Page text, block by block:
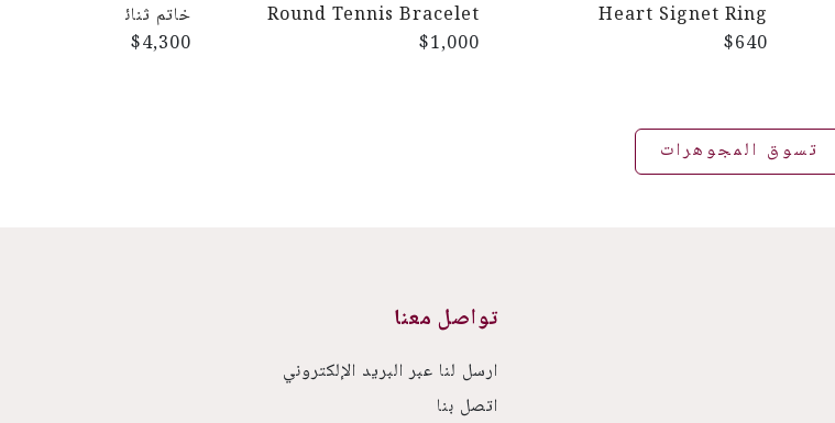
Heart Signet Ring
$640
Round Tennis Bracelet
$1,000
خاتم ثنائي
$4,300
تسوق المجوهرات
تواصل معنا
ارسل لنا عبر البريد الإلكتروني
اتصل بنا